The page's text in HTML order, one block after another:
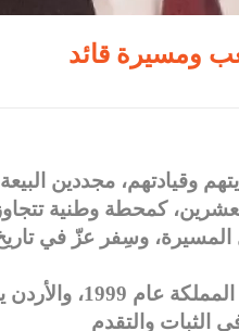
وقيادتهم، مجددين
كمحطة وطنية تتجاوز
وسِفر عزّ في
منذ أن اعتلى جلالة